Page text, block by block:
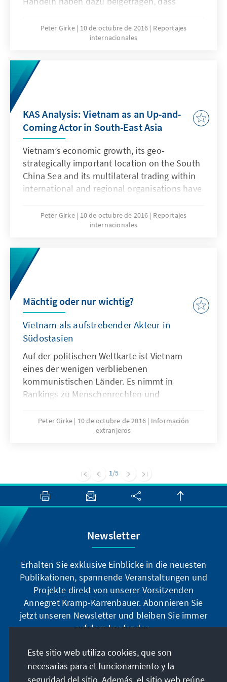
bedeutenden Akteur in der Region erfolgreich
ist. Jedoch ist zusammen mit dem Makel der
Rechtsstaatlichkeit eines der Handlungsfelder
für die vietnamesische Führung, bei dem viel
Potenzial nach oben vorhanden ist.
Peter Girke 10 de octubre de 2016
Reportajes
internacionales
KAS Analysis: Vietnam as an Up-and-
Coming Actor in South-East Asia
Vietnam’s economic growth, its geo-
strategically important location on the South
China Sea and its multilateral trading within
international and regional organisations have
developing into a significant actor in the
region. Though the poor human rights
law needs to be improved the country’s
political efforts to become a respected
member of the international community are
Peter Girke 10 de octubre de 2016
Reportajes
internacionales
Mächtig oder nur wichtig?
Vietnam als aufstrebender Akteur in
Südostasien
Auf der politischen Weltkarte ist Vietnam
eines der wenigen verbliebenen
kommunistischen Länder. Es nimmt in
Rankings zu Menschenrechten und
ein und die „sozialistisch orientierte
Marktwirtschaft“ feiert ihren dreißigsten
Auftreten und dem amerikanischen
Führungsanspruch in der Region zerrieben zu
werden. Dennoch gibt es Anzeichen dafür,
dass sich Vietnam mittelfristig als
einflussreicher Akteur in der Region
Südostasien wird etablieren können.
Peter Girke 10 de octubre de 2016
Información
extranjeros
1/5
Newsletter
Erhalten Sie exklusive Einblicke in die neuesten
Publikationen, spannende Veranstaltungen und
Projekte direkt von unserer Vorsitzenden
Annegret Kramp-Karrenbauer. Abonnieren Sie
jetzt unseren Newsletter und bleiben Sie immer
auf dem Laufenden.
Jetzt abonnieren
Este sitio web utiliza cookies, que son
necesarias para el funcionamiento y la
seguridad del sitio. Además, el sitio web reúne